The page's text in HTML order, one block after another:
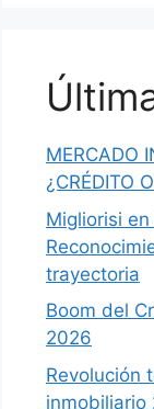
MERCADO
¿CRÉDITO
Migliorisi en
trayectoria
Boom del
2026
Revolución
inmobiliario